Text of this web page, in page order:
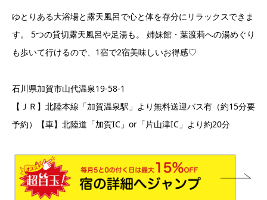
ゆとりある大浴場と露天風呂で心と体を存分にリラックスできま
す。 5つの貸切露天風呂や足湯も。 姉妹館・葉渡莉への湯めぐり
も歩いて行けるので、1宿で2宿美味しいお得感♡
石川県加賀市山代温泉19-58-1
【ＪＲ】北陸本線「加賀温泉駅」より無料送迎バス有（約15分要
予約）【車】北陸道「加賀IC」or「片山津IC」より約20分